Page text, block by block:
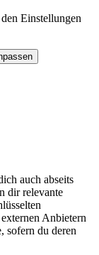
Einstellungen
auch abseits
dir relevante
Anbietern
sofern du deren